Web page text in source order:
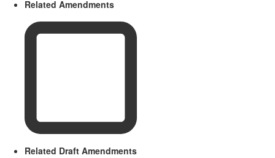
Related Amendments
Related Draft Amendments